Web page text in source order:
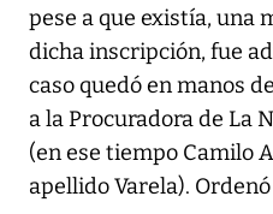
pese a que existía, una
dicha inscripción, fue
caso quedó en manos
a la Procuradora de La
(en ese tiempo Camilo
apellido Varela).